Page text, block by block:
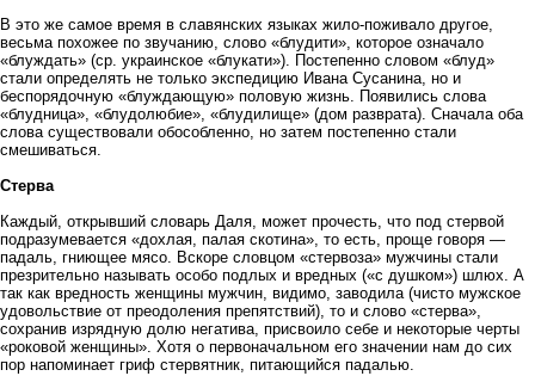
В это же самое время в славянских языках жило-поживало другое,
весьма похожее по звучанию, слово «блудити», которое означало
«блуждать» (ср. украинское «блукати»). Постепенно словом «блуд»
стали определять не только экспедицию Ивана Сусанина, но и
беспорядочную «блуждающую» половую жизнь. Появились слова
«блудница», «блудолюбие», «блудилище» (дом разврата). Сначала оба
слова существовали обособленно, но затем постепенно стали
смешиваться.
Стерва
Каждый, открывший словарь Даля, может прочесть, что под стервой
подразумевается «дохлая, палая скотина», то есть, проще говоря —
падаль, гниющее мясо. Вскоре словцом «стервоза» мужчины стали
презрительно называть особо подлых и вредных («с душком») шлюх. А
так как вредность женщины мужчин, видимо, заводила (чисто мужское
удовольствие от преодоления препятствий), то и слово «стерва»,
сохранив изрядную долю негатива, присвоило себе и некоторые черты
«роковой женщины». Хотя о первоначальном его значении нам до сих
пор напоминает гриф стервятник, питающийся падалью.